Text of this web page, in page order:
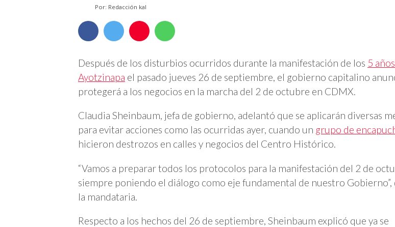
Por: Redacción kal
Después de los disturbios ocurridos durante la manifestación de los 5
Ayotzinapa el pasado jueves 26 de septiembre, el gobierno capitalino
protegerá a los negocios en la marcha del 2 de octubre en CDMX.
Claudia Sheinbaum, jefa de gobierno, adelantó que se aplicarán diversas
para evitar acciones como las ocurridas ayer, cuando un grupo de
hicieron destrozos en calles y negocios del Centro Histórico.
“Vamos a preparar todos los protocolos para la manifestación del 2 de
siempre poniendo el diálogo como eje fundamental de nuestro Gobierno”,
la mandataria.
Respecto a los hechos del 26 de septiembre, Sheinbaum explicó que ya se